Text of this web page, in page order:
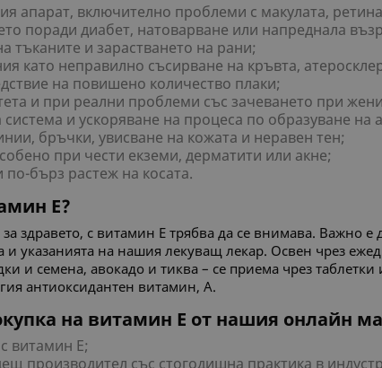
апарат, включително проблеми с макулата,
поради диабет, натоварване или напреднала
тъканите и зарастването на рани;
като неправилно съсирване на кръвта,
на повишено количество плаки;
и при реални проблеми със зачеването при
и ускоряване на процеса по образуване на
бръчки, увисване на кожата и неравен тен;
при чести екземи, дерматити или акне;
бърз растеж на косата.
Е?
здравето, с витамин Е трябва да се внимава. Важно е
и указанията на нашия лекуващ лекар. Освен чрез
и семена, авокадо и тиква – се приема чрез
антиоксидантен витамин, А.
на витамин Е от нашия онлайн
витамин Е;
производител със стогодишна практика в